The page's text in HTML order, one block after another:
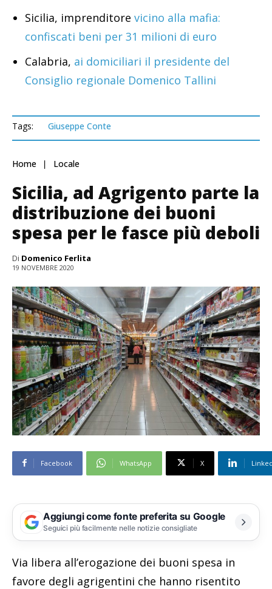
Sicilia, imprenditore vicino alla mafia:
confiscati beni per 31 milioni di euro
Calabria, ai domiciliari il presidente del
Consiglio regionale Domenico Tallini
Tags: Giuseppe Conte
Home Locale
Sicilia, ad Agrigento parte la
distribuzione dei buoni
spesa per le fasce più deboli
Di Domenico Ferlita
19 NOVEMBRE 2020
Facebook WhatsApp X
Aggiungi come fonte preferita su Google
Seguici più facilmente nelle notizie consigliate
Via libera all’erogazione dei buoni spesa in
favore degli agrigentini che hanno risentito